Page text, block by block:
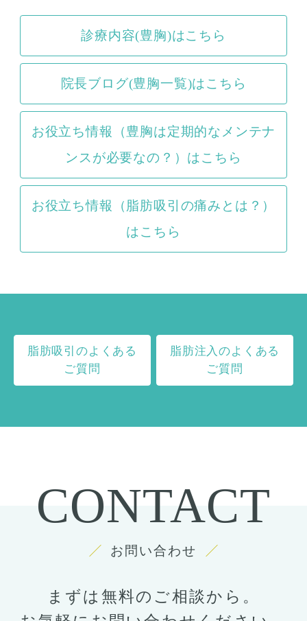
診療内容(豊胸)はこちら
院長ブログ(豊胸一覧)はこちら
お役立ち情報（豊胸は定期的なメンテナ
ンスが必要なの？）はこちら
お役立ち情報（脂肪吸引の痛みとは？）
はこちら
脂肪吸引のよくある
ご質問
脂肪注入のよくある
ご質問
CONTACT
お問い合わせ
まずは無料のご相談から。